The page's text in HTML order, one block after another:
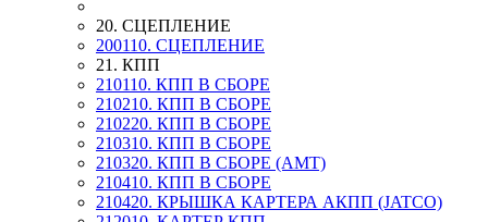
20. СЦЕПЛЕНИЕ
200110. СЦЕПЛЕНИЕ
21. КПП
210110. КПП В СБОРЕ
210210. КПП В СБОРЕ
210220. КПП В СБОРЕ
210310. КПП В СБОРЕ
210320. КПП В СБОРЕ (AMT)
210410. КПП В СБОРЕ
210420. КРЫШКА КАРТЕРА АКПП (JATCO)